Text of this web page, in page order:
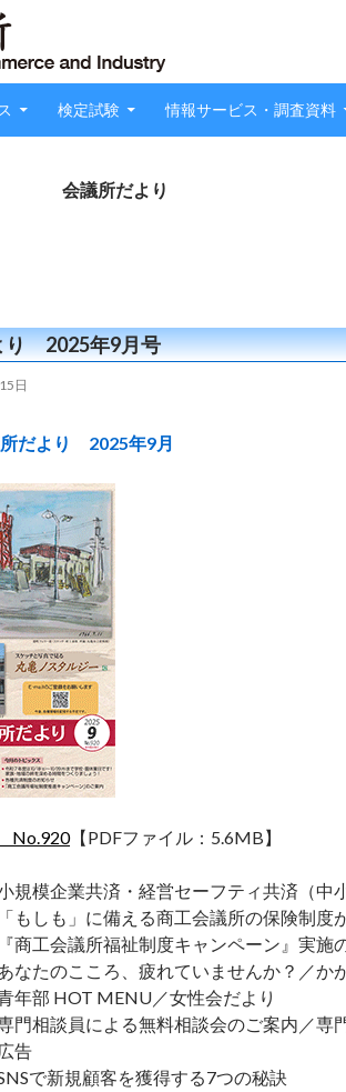
検定試験 情報サービス・調査資料
会議所だより
り 2025年9月号
日
所だより 2025年9月
No.920【PDFファイル：5.6MB】
模企業共済・経営セーフティ共済（中
しも」に備える商工会議所の保険制度
工会議所福祉制度キャンペーン』実施
たのこころ、疲れていませんか？／か
部 HOT MENU／女性会だより
相談員による無料相談会のご案内／専
告
で新規顧客を獲得する7つの秘訣